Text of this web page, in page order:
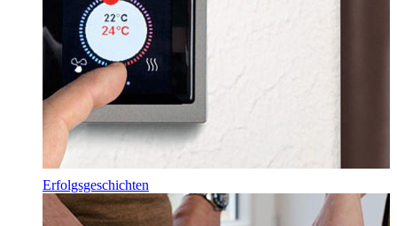
Erfolgsgeschichten